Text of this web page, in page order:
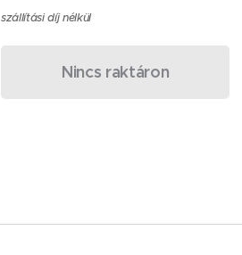
szállítási díj nélkül
Nincs raktáron